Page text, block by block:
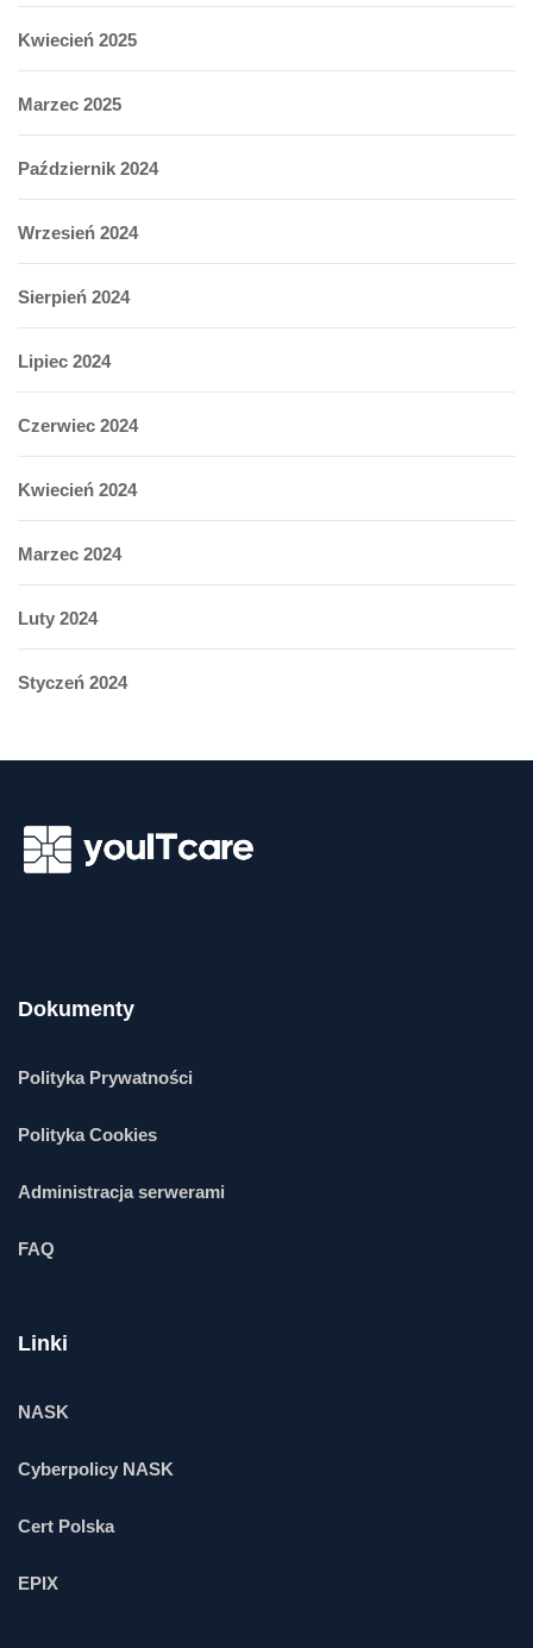
Kwiecień 2025
Marzec 2025
Październik 2024
Wrzesień 2024
Sierpień 2024
Lipiec 2024
Czerwiec 2024
Kwiecień 2024
Marzec 2024
Luty 2024
Styczeń 2024
Dokumenty
Polityka Prywatności
Polityka Cookies
Administracja serwerami
FAQ
Linki
NASK
Cyberpolicy NASK
Cert Polska
EPIX